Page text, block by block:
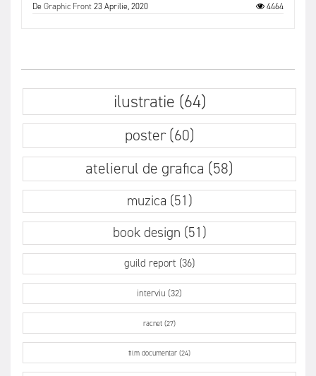
DeGraphic Front23 Aprilie, 2020 4464
ilustratie (64)
poster (60)
atelierul de grafica (58)
muzica (51)
book design (51)
guild report (36)
interviu (32)
racnet (27)
film documentar (24)